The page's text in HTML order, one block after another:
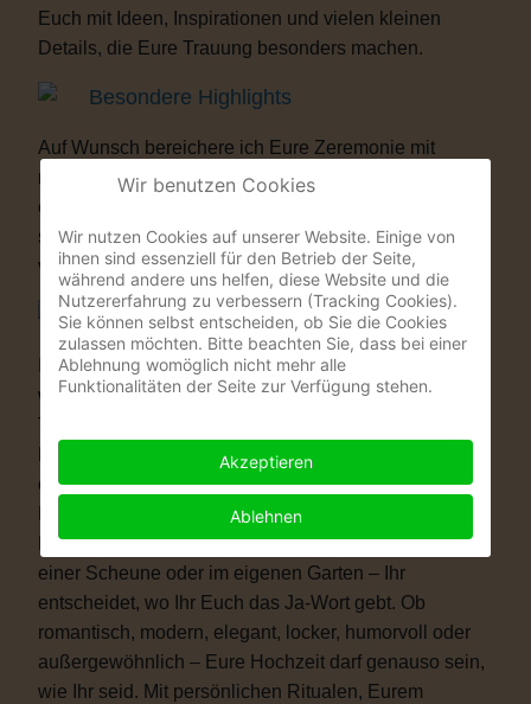
Euch mit Ideen, Inspirationen und vielen kleinen
Details, die Eure Trauung besonders machen.
Besondere Highlights
Auf Wunsch bereichere ich Eure Zeremonie mit
musikalischen oder künstlerischen Elementen. Als
ehemaliger Musicaldarsteller und Sänger entstehen
so Momente, die Eure Gäste garantiert nicht
vergessen werden.
Warum eine Freie Trauung?
Immer mehr Paare wünschen sich eine Hochzeit, die
wirklich zu ihnen passt. Vielleicht ist eine kirchliche
Euch die standesamtliche Zeremonie allein zu kurz
oder zu unpersönlich. Eine Freie Trauung schenkt
Euch genau das, was Ihr Euch wünscht: völlige
Freiheit. Ob auf einer Wiese, am See, im Schloss, in
einer Scheune oder im eigenen Garten – Ihr
entscheidet, wo Ihr Euch das Ja-Wort gebt. Ob
romantisch, modern, elegant, locker, humorvoll oder
außergewöhnlich – Eure Hochzeit darf genauso sein,
wie Ihr seid. Mit persönlichen Ritualen, Eurem
Wir benutzen Cookies
Wir nutzen Cookies auf unserer Website. Einige von
ihnen sind essenziell für den Betrieb der Seite,
während andere uns helfen, diese Website und die
Nutzererfahrung zu verbessern (Tracking Cookies).
Sie können selbst entscheiden, ob Sie die Cookies
zulassen möchten. Bitte beachten Sie, dass bei einer
Ablehnung womöglich nicht mehr alle
Funktionalitäten der Seite zur Verfügung stehen.
Akzeptieren
Ablehnen